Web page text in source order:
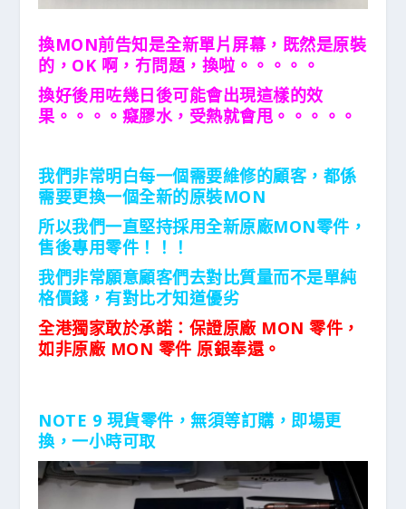
換MON前告知是全新單片屏幕，既然是原裝
的，OK 啊，冇問題，換啦。。。。。
換好後用咗幾日後可能會出現這樣的效
果。。。。癡膠水，受熱就會甩。。。。。
我們非常明白每一個需要維修的顧客，都係
需要更換一個全新的原裝MON
所以我們一直堅持採用全新原廠MON零件，
售後專用零件！！！
我們非常願意顧客們去對比質量而不是單純
格價錢，有對比才知道優劣
全港獨家敢於承諾：保證原廠 MON 零件，
如非原廠 MON 零件 原銀奉還。
NOTE 9 現貨零件，無須等訂購，即場更
換，一小時可取